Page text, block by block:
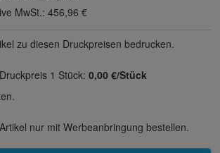
MwSt.:456,96 €
zu diesen Druck­preisen bedrucken.
Druckpreis 1 Stück:0,00 €/Stück
nur mit Werbeanbringung bestellen.